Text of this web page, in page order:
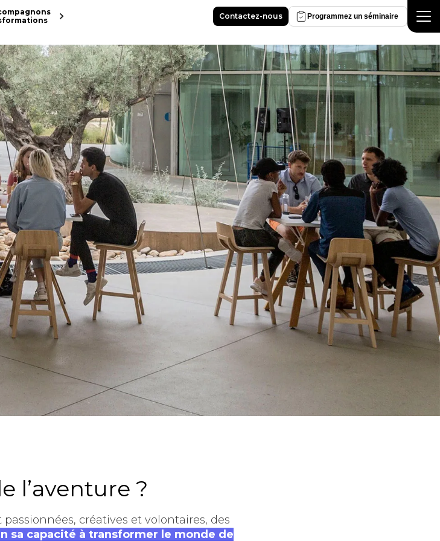
Contactez-nous Programmez un séminaire
l’aventure ?
créatives et volontaires, des
sa capacité à transformer le monde de